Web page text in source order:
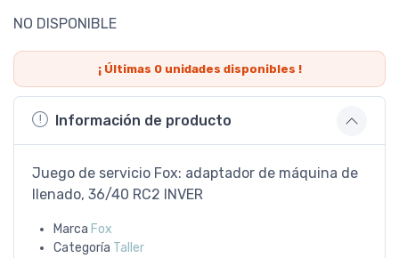
NO DISPONIBLE
¡ Últimas 0unidades disponibles !
Información de producto
Juego de servicio Fox: adaptador de máquina de
llenado, 36/40 RC2 INVER
Marca Fox
Categoría Taller